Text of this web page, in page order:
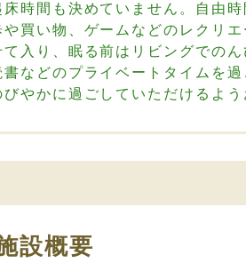
床時間も決めていません。自由
や買い物、ゲームなどのレクリ
て入り、眠る前はリビングでの
書などのプライベートタイムを
びやかに過ごしていただけるよう
設概要